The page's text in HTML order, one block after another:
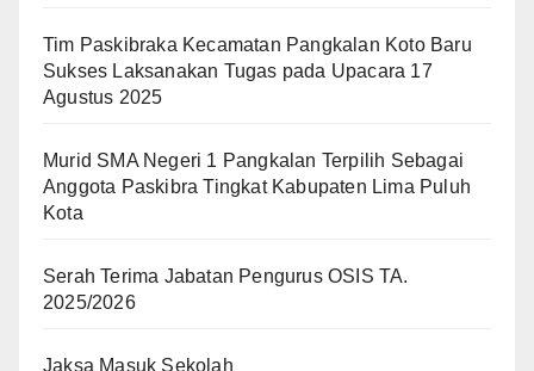
Tim Paskibraka Kecamatan Pangkalan Koto Baru
Sukses Laksanakan Tugas pada Upacara 17
Agustus 2025
Murid SMA Negeri 1 Pangkalan Terpilih Sebagai
Anggota Paskibra Tingkat Kabupaten Lima Puluh
Kota
Serah Terima Jabatan Pengurus OSIS TA.
2025/2026
Jaksa Masuk Sekolah